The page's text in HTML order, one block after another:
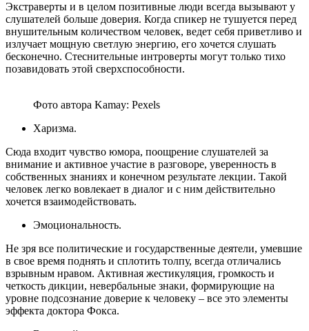
Экстраверты и в целом позитивные люди всегда вызывают у
слушателей больше доверия. Когда спикер не тушуется перед
внушительным количеством человек, ведет себя приветливо и
излучает мощную светлую энергию, его хочется слушать
бесконечно. Стеснительные интроверты могут только тихо
позавидовать этой сверхспособности.
Фото автора Kamay: Pexels
Харизма.
Сюда входит чувство юмора, поощрение слушателей за
внимание и активное участие в разговоре, уверенность в
собственных знаниях и конечном результате лекции. Такой
человек легко вовлекает в диалог и с ним действительно
хочется взаимодействовать.
Эмоциональность.
Не зря все политические и государственные деятели, умевшие
в свое время поднять и сплотить толпу, всегда отличались
взрывным нравом. Активная жестикуляция, громкость и
четкость дикции, невербальные знаки, формирующие на
уровне подсознание доверие к человеку – все это элементы
эффекта доктора Фокса.